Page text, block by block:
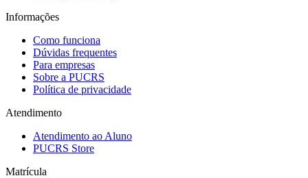
Informações
Como funciona
Dúvidas frequentes
Para empresas
Sobre a PUCRS
Política de privacidade
Atendimento
Atendimento ao Aluno
PUCRS Store
Matrícula